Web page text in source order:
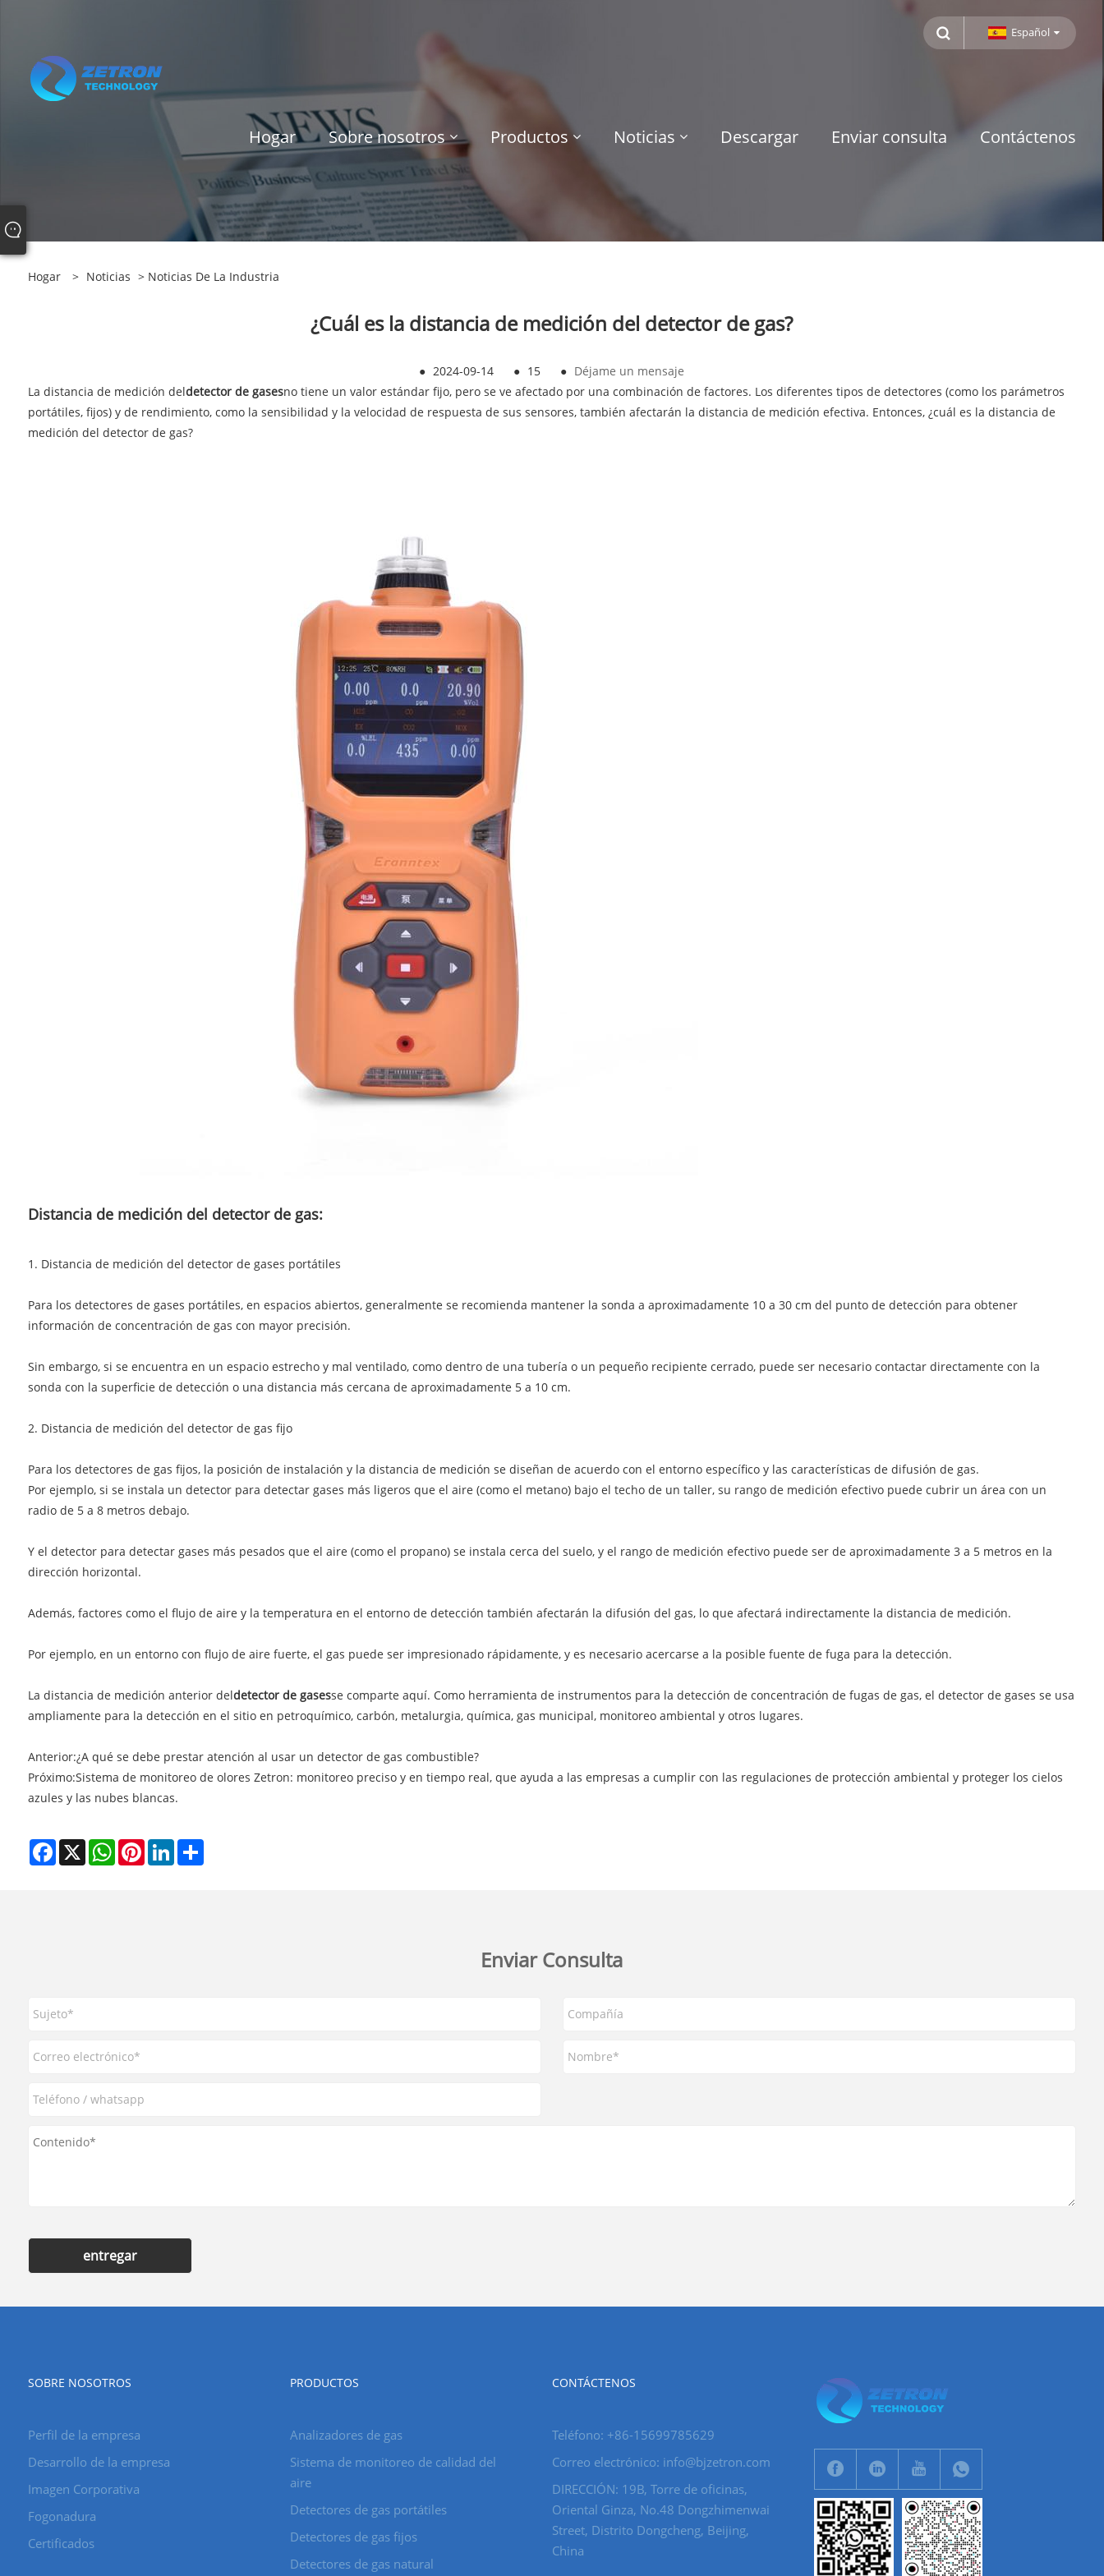
Español
Hogar Sobre nosotros Productos Noticias Descargar Enviar consulta Contáctenos
Hogar > Noticias > Noticias De La Industria
¿Cuál es la distancia de medición del detector de gas?
● 2024-09-14 ● 15 ● Déjame un mensaje
La distancia de medición deldetector de gasesno tiene un valor estándar fijo, pero se ve afectado por una combinación de factores. Los diferentes tipos de detectores (como los parámetros
portátiles, fijos) y de rendimiento, como la sensibilidad y la velocidad de respuesta de sus sensores, también afectarán la distancia de medición efectiva. Entonces, ¿cuál es la distancia de
medición del detector de gas?
Distancia de medición del detector de gas:
1. Distancia de medición del detector de gases portátiles
Para los detectores de gases portátiles, en espacios abiertos, generalmente se recomienda mantener la sonda a aproximadamente 10 a 30 cm del punto de detección para obtener
información de concentración de gas con mayor precisión.
Sin embargo, si se encuentra en un espacio estrecho y mal ventilado, como dentro de una tubería o un pequeño recipiente cerrado, puede ser necesario contactar directamente con la
sonda con la superficie de detección o una distancia más cercana de aproximadamente 5 a 10 cm.
2. Distancia de medición del detector de gas fijo
Para los detectores de gas fijos, la posición de instalación y la distancia de medición se diseñan de acuerdo con el entorno específico y las características de difusión de gas.
Por ejemplo, si se instala un detector para detectar gases más ligeros que el aire (como el metano) bajo el techo de un taller, su rango de medición efectivo puede cubrir un área con un
radio de 5 a 8 metros debajo.
Y el detector para detectar gases más pesados ​​que el aire (como el propano) se instala cerca del suelo, y el rango de medición efectivo puede ser de aproximadamente 3 a 5 metros en la
dirección horizontal.
Además, factores como el flujo de aire y la temperatura en el entorno de detección también afectarán la difusión del gas, lo que afectará indirectamente la distancia de medición.
Por ejemplo, en un entorno con flujo de aire fuerte, el gas puede ser impresionado rápidamente, y es necesario acercarse a la posible fuente de fuga para la detección.
La distancia de medición anterior deldetector de gasesse comparte aquí. Como herramienta de instrumentos para la detección de concentración de fugas de gas, el detector de gases se usa
ampliamente para la detección en el sitio en petroquímico, carbón, metalurgia, química, gas municipal, monitoreo ambiental y otros lugares.
Anterior:¿A qué se debe prestar atención al usar un detector de gas combustible?
Próximo:Sistema de monitoreo de olores Zetron: monitoreo preciso y en tiempo real, que ayuda a las empresas a cumplir con las regulaciones de protección ambiental y proteger los cielos
azules y las nubes blancas.
Facebook
X WhatsAppPinterestLinkedInShare
Enviar Consulta
entregar
SOBRE NOSOTROS
Perfil de la empresa
Desarrollo de la empresa
Imagen Corporativa
Fogonadura
Certificados
PRODUCTOS
Analizadores de gas
Sistema de monitoreo de calidad del
aire
Detectores de gas portátiles
Detectores de gas fijos
Detectores de gas natural
CONTÁCTENOS
Teléfono: +86-15699785629
Correo electrónico: info@bjzetron.com
DIRECCIÓN: 19B, Torre de oficinas,
Oriental Ginza, No.48 Dongzhimenwai
Street, Distrito Dongcheng, Beijing,
China